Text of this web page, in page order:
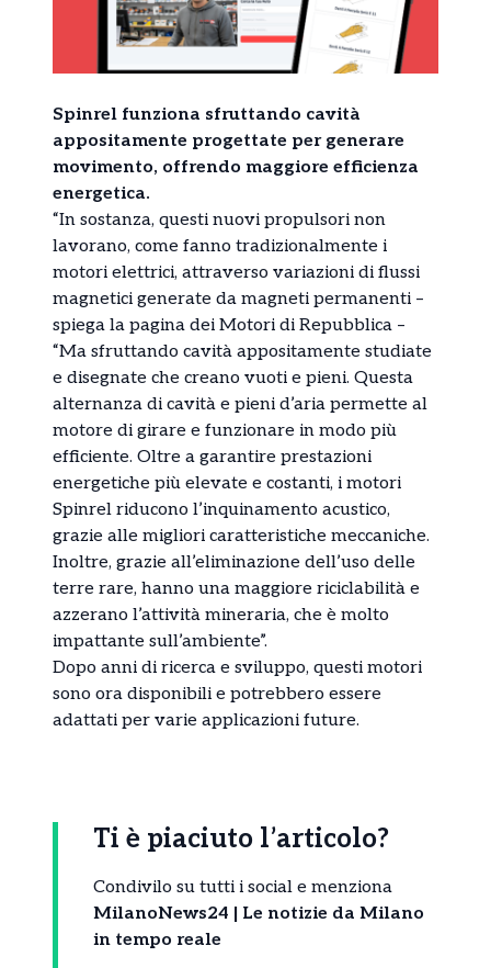
Spinrel funziona sfruttando cavità
appositamente progettate per generare
movimento, offrendo maggiore efficienza
energetica.
“In sostanza, questi nuovi propulsori non
lavorano, come fanno tradizionalmente i
motori elettrici, attraverso variazioni di flussi
magnetici generate da magneti permanenti –
spiega la pagina dei Motori di Repubblica –
“Ma sfruttando cavità appositamente studiate
e disegnate che creano vuoti e pieni. Questa
alternanza di cavità e pieni d’aria permette al
motore di girare e funzionare in modo più
efficiente. Oltre a garantire prestazioni
energetiche più elevate e costanti, i motori
Spinrel riducono l’inquinamento acustico,
grazie alle migliori caratteristiche meccaniche.
Inoltre, grazie all’eliminazione dell’uso delle
terre rare, hanno una maggiore riciclabilità e
azzerano l’attività mineraria, che è molto
impattante sull’ambiente”.
Dopo anni di ricerca e sviluppo, questi motori
sono ora disponibili e potrebbero essere
adattati per varie applicazioni future.
Ti è piaciuto l’articolo?
Condivilo su tutti i social e menziona
MilanoNews24 | Le notizie da Milano
in tempo reale